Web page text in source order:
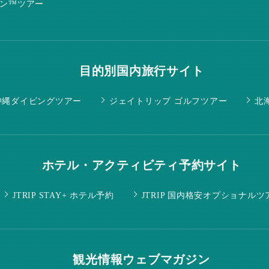
ン™ツアー
目的別国内旅行サイト
ダイビングツアー ジェイトリップ ゴルフツアー 北
ホテル・アクティビティ予約サイト
JTRIP STAY+ ホテル予約 JTRIP 国内格安オプショナルツ
観光情報ウェブマガジン